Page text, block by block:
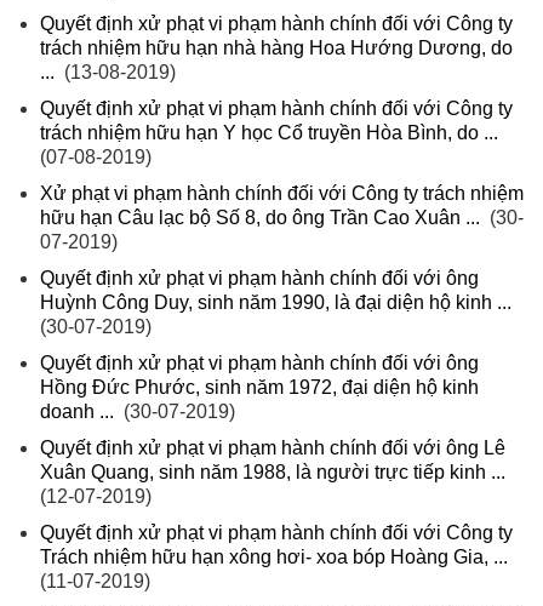
Quyết định xử phạt vi phạm hành chính đối với Công ty
trách nhiệm hữu hạn nhà hàng Hoa Hướng Dương, do
... (13-08-2019)
Quyết định xử phạt vi phạm hành chính đối với Công ty
trách nhiệm hữu hạn Y học Cổ truyền Hòa Bình, do ...
(07-08-2019)
Xử phạt vi phạm hành chính đối với Công ty trách nhiệm
hữu hạn Câu lạc bộ Số 8, do ông Trần Cao Xuân ... (30-
07-2019)
Quyết định xử phạt vi phạm hành chính đối với ông
Huỳnh Công Duy, sinh năm 1990, là đại diện hộ kinh ...
(30-07-2019)
Quyết định xử phạt vi phạm hành chính đối với ông
Hồng Đức Phước, sinh năm 1972, đại diện hộ kinh
doanh ... (30-07-2019)
Quyết định xử phạt vi phạm hành chính đối với ông Lê
Xuân Quang, sinh năm 1988, là người trực tiếp kinh ...
(12-07-2019)
Quyết định xử phạt vi phạm hành chính đối với Công ty
Trách nhiệm hữu hạn xông hơi- xoa bóp Hoàng Gia, ...
(11-07-2019)